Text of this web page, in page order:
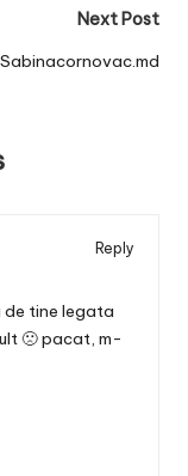
Next Post
Sabinacornovac.md
Reply
tine legata
🙁 pacat, m-